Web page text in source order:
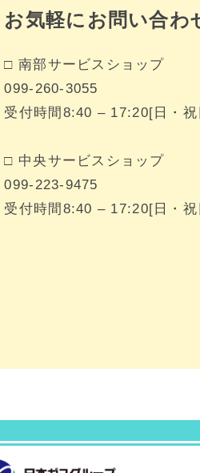
お気軽に お問い合わ
□ 南部サービスショップ
099-260-3055
受付時間8:40 – 17:20[日・
□ 中央サービスショップ
099-223-9475
受付時間8:40 – 17:20[日・